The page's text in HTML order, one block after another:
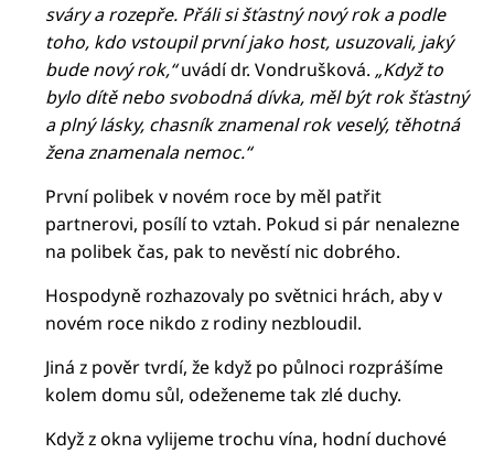
sváry a rozepře. Přáli si šťastný nový rok a podle
toho, kdo vstoupil první jako host, usuzovali, jaký
bude nový rok,“uvádí dr. Vondrušková. „Když to
bylo dítě nebo svobodná dívka, měl být rok šťastný
a plný lásky, chasník znamenal rok veselý, těhotná
žena znamenala nemoc.“
První polibek v novém roce by měl patřit
partnerovi, posílí to vztah. Pokud si pár nenalezne
na polibek čas, pak to nevěstí nic dobrého.
Hospodyně rozhazovaly po světnici hrách, aby v
novém roce nikdo z rodiny nezbloudil.
Jiná z pověr tvrdí, že když po půlnoci rozprášíme
kolem domu sůl, odeženeme tak zlé duchy.
Když z okna vylijeme trochu vína, hodní duchové